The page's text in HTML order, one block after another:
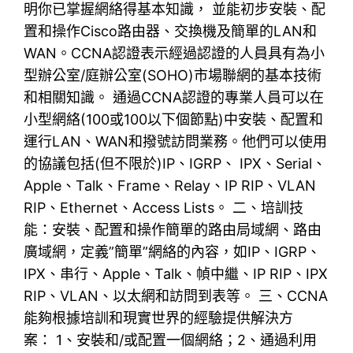
明你已掌握網絡得基本知識， 並能初步安裝、配
置和操作Cisco路由器、交換機及簡單的LAN和
WAN。CCNA認證表示經過認證的人員具有為小
型辦公室/庭辦公室(SOHO)市場聯網的基本技術
和相關知識。 通過CCNA認證的專業人員可以在
小型網絡(100或100以下個節點)中安裝、配置和
運行LAN、WAN和撥號訪問業務。他們可以使用
的協議包括(但不限於)IP、IGRP、 IPX、Serial、
Apple、Talk、Frame、Relay、IP RIP、VLAN
RIP、Ethernet、Access Lists。 二、培訓技
能：安裝、配置和操作簡單的路由局域網、路由
廣域網，定義”簡單”網絡的內容，如IP、IGRP、
IPX、串行、Apple、Talk、幀中繼、IP RIP、IPX
RIP、VLAN、以太網和訪問到表等。 三、CCNA
能夠根據培訓和現實世界的經驗提供解決方
案： 1、安裝和/或配置一個網絡；2、通過利用